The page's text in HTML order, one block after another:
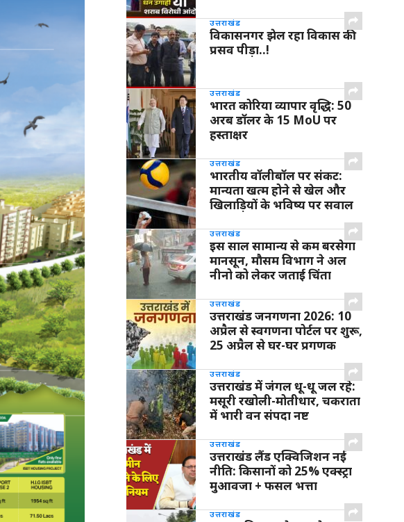
उत्तराखंड
विकासनगर झेल रहा विकास की
प्रसव पीड़ा..!
उत्तराखंड
भारत कोरिया व्यापार वृद्धि: 50
अरब डॉलर के 15 MoU पर
हस्ताक्षर
उत्तराखंड
भारतीय वॉलीबॉल पर संकट:
मान्यता खत्म होने से खेल और
खिलाड़ियों के भविष्य पर सवाल
उत्तराखंड
इस साल सामान्य से कम बरसेगा
मानसून, मौसम विभाग ने अल
नीनो को लेकर जताई चिंता
उत्तराखंड
उत्तराखंड जनगणना 2026: 10
अप्रैल से स्वगणना पोर्टल पर शुरू,
25 अप्रैल से घर-घर प्रगणक
उत्तराखंड
उत्तराखंड में जंगल धू-धू जल रहे:
मसूरी रखोली-मोतीधार, चकराता
में भारी वन संपदा नष्ट
उत्तराखंड
उत्तराखंड लैंड एक्विजिशन नई
नीति: किसानों को 25% एक्स्ट्रा
मुआवजा + फसल भत्ता
उत्तराखंड